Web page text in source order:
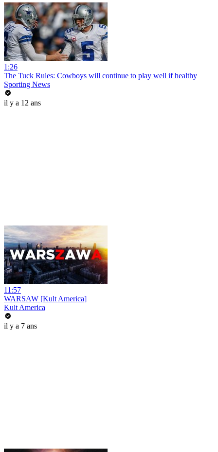
1:26
The Tuck Rules: Cowboys will continue to play well if healthy
Sporting News
il y a 12 ans
11:57
WARSAW [Kult America]
Kult America
il y a 7 ans